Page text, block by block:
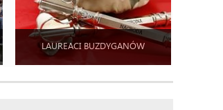
LAUREACI BUZDYGANÓW